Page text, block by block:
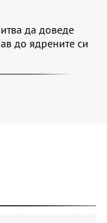
да доведе
до ядрените си